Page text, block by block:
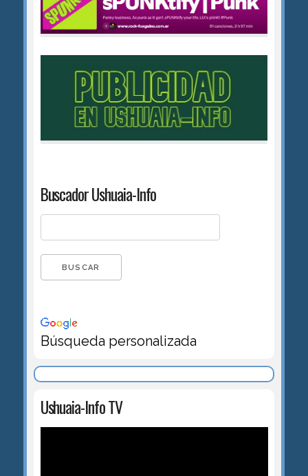
Buscador Ushuaia-Info
Búsqueda personalizada
Ushuaia-Info TV